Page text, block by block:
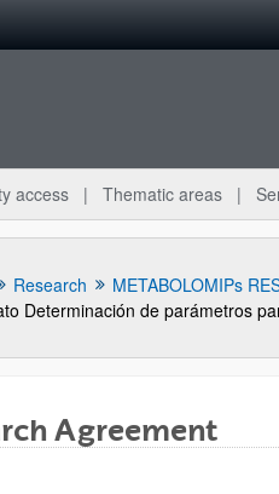
access Thematic areas
Research METABOLOMIPs
Agreement